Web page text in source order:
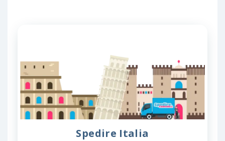
Spedire Italia